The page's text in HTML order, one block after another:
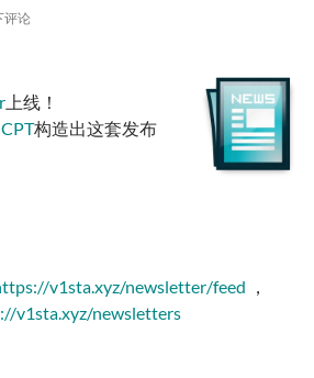
评论
上线！
构造出这套发布
v1sta.xyz/newsletter/feed ，
v1sta.xyz/newsletters